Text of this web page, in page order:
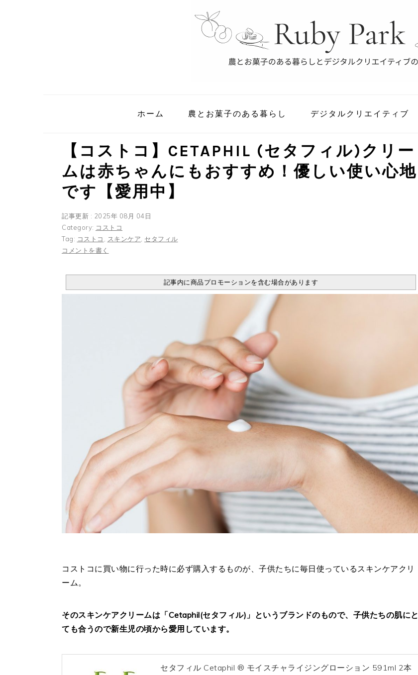
ホーム 農とお菓子のある暮らし デジタルクリエイティブ
【コストコ】CETAPHIL (セタフィル)クリー
ムは赤ちゃんにもおすすめ！優しい使い心地
です【愛用中】
記事更新 : 2025年 08月 04日
Category: コストコ
Tag: コストコ スキンケア セタフィル
コメントを書く
記事内に商品プロモーションを含む場合があります
コストコに買い物に行った時に必ず購入するものが、子供たちに毎日使っているスキンケアクリ
ーム。
そのスキンケアクリームは「Cetaphil(セタフィル)」というブランドのもので、子供たちの肌にと
ても合うので新生児の頃から愛用しています。
セタフィル Cetaphil ® モイスチャライジングローション 591ml 2本